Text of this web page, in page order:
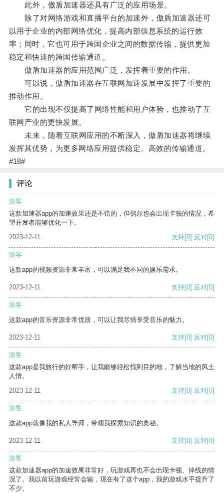
此外，傲盾加速器还具有广泛的应用场景。
除了对网络游戏和直播平台的加速外，傲盾加速器还可
以用于企业的内部网络优化，提高内部信息系统的运行效
率；同时，它也可用于跨国企业之间的数据传输，提供更加
稳定和快速的跨国传输通道。
傲盾加速器的应用范围广泛，发挥着重要的作用。
可以说，傲盾加速器在互联网加速发展中发挥了重要的
推动作用。
它的出现不仅提高了网络性能和用户体验，也推动了互
联网产业的更快发展。
未来，随着互联网应用的不断深入，傲盾加速器将继续
发挥其优势，为更多网络应用提供稳定、高效的传输通道。
#18#
评论
游客
这款加速器app的加速效果还是不错的，但偶尔也会出现卡顿的情况，希
望开发者能够优化一下。
2023-12-11
支持[0] 反对[0]
游客
这款app的视频资源非常丰富，可以满足我不同的娱乐需求。
2023-12-11 支持[0] 反对[0]
游客
这款app的音乐资源非常优质，可以让我尽情享受音乐的魅力。
2023-12-11 支持[0] 反对[0]
游客
这款app是我旅行的好帮手，让我能够轻松找到目的地，了解当地的风土
人情。
2023-12-11
支持[0] 反对[0]
游客
这款app就像我的私人导师，带领我探索知识的奥秘。
2023-12-11 支持[0] 反对[0]
游客
这款加速器app的加速效果非常好，玩游戏再也不会出现卡顿、掉线的情
况了。我以前玩游戏经常会输，现在有了这个app，我的游戏水平提升了
不少。